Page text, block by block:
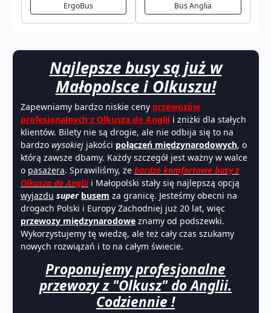
ErgoBus Bus Anglia
Najlepsze busy są już w
Małopolsce i Olkuszu!
Zapewniamy bardzo niskie ceny przewozów
profesjonalnych z Olkusza do Anglii i zniżki dla stałych
klientów. Bilety nie są drogie, ale nie odbija się to na
bardzo wysokiej jakości połączeń międzynarodowych, o
którą zawsze dbamy. Każdy szczegół jest ważny w walce
o pasażera. Sprawiliśmy, że bardzo komfortowe busy z
Olkusza do Angliii Małopolski stały się najlepszą opcją
wyjazdu super busem za granicę. Jesteśmy obecni na
drogach Polski i Europy Zachodniej już 20 lat, więc
przewozy międzynarodowe znamy od podszewki.
Wykorzystujemy tę wiedzę, ale też cały czas szukamy
nowych rozwiązań i to na całym świecie.
Proponujemy profesjonalne
przewozy z "Olkusz" do Anglii.
Codziennie !